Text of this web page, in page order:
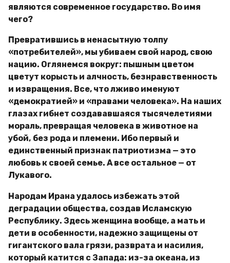
являются современное государство. Во имя
чего?
Превратившись в ненасытную толпу
«потребителей», мы убиваем свой народ, свою
нацию. Оглянемся вокруг: пышным цветом
цветут корысть и алчность, безнравственность
и извращения. Все, что лживо именуют
«демократией» и «правами человека». На наших
глазах гибнет создававшаяся тысячелетиями
мораль, превращая человека в животное на
убой, без рода и племени. Ибо первый и
единственный признак патриотизма — это
любовь к своей семье. А все остальное — от
Лукавого.
Народам Ирана удалось избежать этой
деградации общества, создав Исламскую
Республику. Здесь женщина вообще, а мать и
дети в особенности, надежно защищены от
гигантского вала грязи, разврата и насилия,
который катится с Запада: из-за океана, из